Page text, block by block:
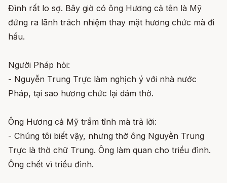
Đình rất lo sợ. Bây giờ có ông Hương cả tên là Mỹ
đứng ra lãnh trách nhiệm thay mặt hương chức mà đi
hầu.
Người Pháp hỏi:
- Nguyễn Trung Trực làm nghịch ý với nhà nước
Pháp, tại sao hương chức lại dám thờ.
Ông Hương cả Mỹ trầm tĩnh mà trả lời:
- Chúng tôi biết vậy, nhưng thờ ông Nguyễn Trung
Trực là thờ chữ Trung. Ông làm quan cho triều đình.
Ông chết vì triều đình.